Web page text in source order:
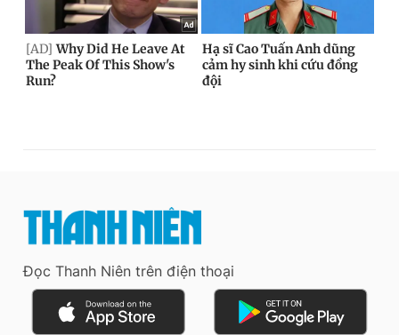
Đọc Thanh Niên trên điện thoại